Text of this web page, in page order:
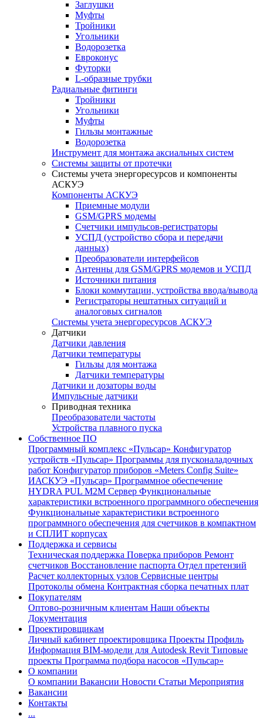
Заглушки
Муфты
Тройники
Угольники
Водорозетка
Евроконус
Футорки
L-образные трубки
Радиальные фитинги
Тройники
Угольники
Муфты
Гильзы монтажные
Водорозетка
Инструмент для монтажа аксиальных систем
Системы защиты от протечки
Системы учета энергоресурсов и компоненты
АСКУЭ
Компоненты АСКУЭ
Приемные модули
GSM/GPRS модемы
Счетчики импульсов-регистраторы
УСПД (устройство сбора и передачи
данных)
Преобразователи интерфейсов
Антенны для GSM/GPRS модемов и УСПД
Источники питания
Блоки коммутации, устройства ввода/вывода
Регистраторы нештатных ситуаций и
аналоговых сигналов
Системы учета энергоресурсов АСКУЭ
Датчики
Датчики давления
Датчики температуры
Гильзы для монтажа
Датчики температуры
Датчики и дозаторы воды
Импульсные датчики
Приводная техника
Преобразователи частоты
Устройства плавного пуска
Собственное ПО
Программный комплекс «Пульсар» Конфигуратор
устройств «Пульсар» Программы для пусконаладочных
работ Конфигуратор приборов «Meters Config Suite»
ИАСКУЭ «Пульсар» Программное обеспечение
HYDRA PUL M2M Сервер Функциональные
характеристики встроенного программного обеспечения
Функциональные характеристики встроенного
программного обеспечения для счетчиков в компактном
и СПЛИТ корпусах
Поддержка и сервисы
Техническая поддержка Поверка приборов Ремонт
счетчиков Восстановление паспорта Отдел претензий
Расчет коллекторных узлов Сервисные центры
Протоколы обмена Контрактная сборка печатных плат
Покупателям
Оптово-розничным клиентам Наши объекты
Документация
Проектировщикам
Личный кабинет проектировщика Проекты Профиль
Информация BIM-модели для Autodesk Revit Типовые
проекты Программа подбора насосов «Пульсар»
О компании
О компании Вакансии Новости Статьи Мероприятия
Вакансии
Контакты
...